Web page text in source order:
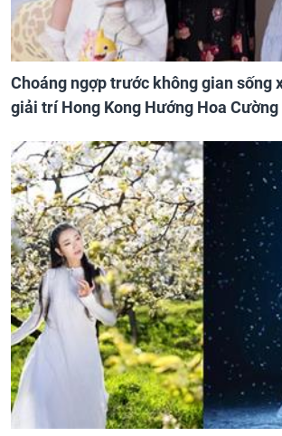
Choáng ngợp trước không gian sống
giải trí Hong Kong Hướng Hoa Cường